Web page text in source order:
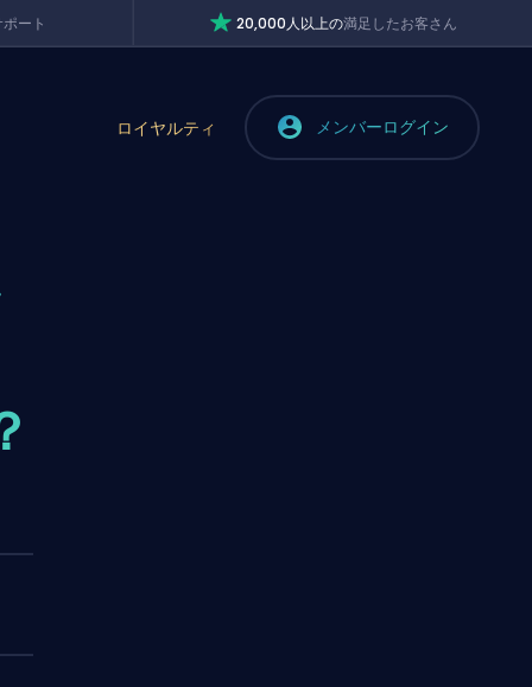
ート 20,000人以上の満足したお客さん
ロイヤルティ メンバーログイン